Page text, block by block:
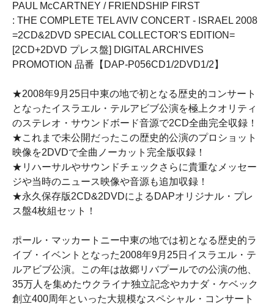
PAUL McCARTNEY / FRIENDSHIP FIRST
: THE COMPLETE TEL AVIV CONCERT - ISRAEL 2008
=2CD&2DVD SPECIAL COLLECTOR'S EDITION=
[2CD+2DVD プレス盤] DIGITAL ARCHIVES
PROMOTION 品番【DAP-P056CD1/2DVD1/2】
★2008年9月25日中東の地で初となる歴史的コンサート
となったイスラエル・テルアビブ公演を極上クオリティ
のステレオ・サウンドボード音源で2CD全曲完全収録！
★これまで未公開だったこの歴史的公演のプロショット
映像を2DVDで全曲ノーカット完全版収録！
★リハーサルやサウンドチェックさらに貴重なメッセー
ジや当時のニュース映像や音源も追加収録！
★永久保存版2CD&2DVDによるDAPオリジナル・プレ
ス盤4枚組セット！
ポール・マッカートニー中東の地では初となる歴史的ラ
イブ・イベントとなった2008年9月25日イスラエル・テ
ルアビブ公演。この年は故郷リバプールでの公演の他、
35万人を集めたウクライナ独立記念やカナダ・ケベック
創立400周年といった大規模なスペシャル・コンサート